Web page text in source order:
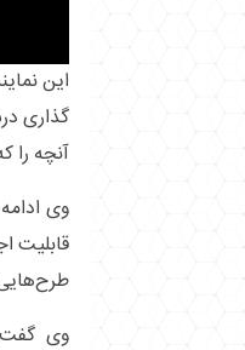
این
گذاری
آنچه را
وی
قابلیت
وی